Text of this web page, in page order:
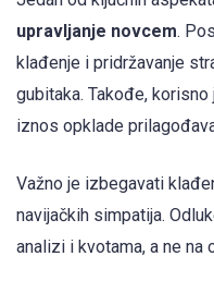
upravljanje novcem.
klađenje i pridržavanje
gubitaka. Takođe,
iznos opklade
Važno je izbegavati
navijačkih simpatija.
analizi i kvotama, a ne na